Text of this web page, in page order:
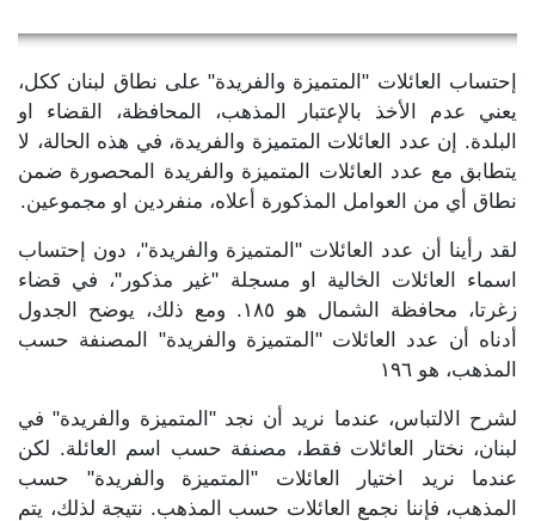
إحتساب العائلات "المتميزة والفريدة" على نطاق لبنان ككل،
يعني عدم الأخذ بالإعتبار المذهب، المحافظة، القضاء او
البلدة. إن عدد العائلات المتميزة والفريدة، في هذه الحالة، لا
يتطابق مع عدد العائلات المتميزة والفريدة المحصورة ضمن
نطاق أي من العوامل المذكورة أعلاه، منفردين او مجموعين.
لقد رأينا أن عدد العائلات "المتميزة والفريدة"، دون إحتساب
اسماء العائلات الخالية او مسجلة "غير مذكور"، في قضاء
زغرتا، محافظة الشمال هو ١٨٥. ومع ذلك، يوضح الجدول
أدناه أن عدد العائلات "المتميزة والفريدة" المصنفة حسب
المذهب، هو ١٩٦
لشرح الالتباس، عندما نريد أن نجد "المتميزة والفريدة" في
لبنان، نختار العائلات فقط، مصنفة حسب اسم العائلة. لكن
عندما نريد اختيار العائلات "المتميزة والفريدة" حسب
المذهب، فإننا نجمع العائلات حسب المذهب. نتيجة لذلك، يتم